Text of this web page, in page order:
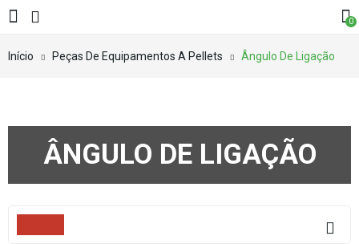
0
Início Peças De Equipamentos A Pellets Ângulo De Ligação
ÂNGULO DE LIGAÇÃO